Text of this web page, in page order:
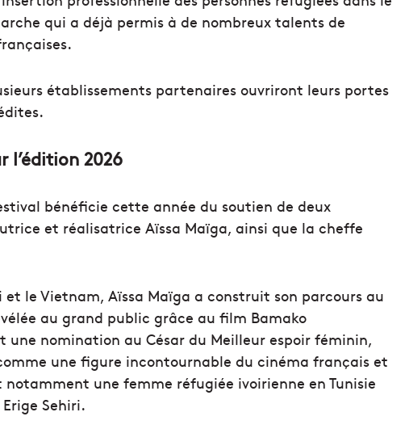
qui a déjà permis à de nombreux talents de
établissements partenaires ouvriront leurs portes
l’édition 2026
bénéficie cette année du soutien de deux
et réalisatrice Aïssa Maïga, ainsi que la cheffe
le Vietnam, Aïssa Maïga a construit son parcours au
au grand public grâce au film Bamako
une nomination au César du Meilleur espoir féminin,
une figure incontournable du cinéma français et
une femme réfugiée ivoirienne en Tunisie
Sehiri.